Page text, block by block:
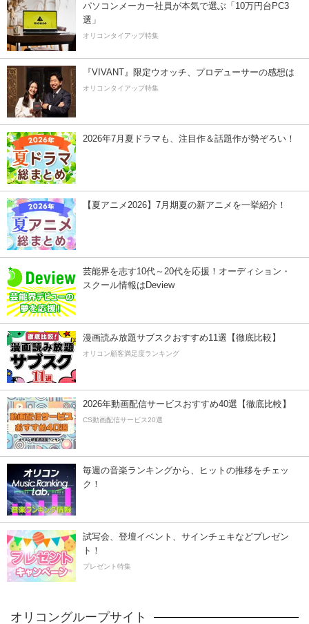
パソコンメーカー社員が本気で選ぶ「10万円台PC3
選」
オリコンタイアップ特集
『VIVANT』限定ウオッチ、プロデューサーの感想は
オリコンタイアップ特集
2026年7月夏ドラマも、注目作＆話題作が勢ぞろい！
【夏アニメ2026】7月期夏の新アニメを一挙紹介！
芸能界を志す10代～20代を応援！オーディション・
スクール情報はDeview
漫画読み放題サブスクおすすめ11選【徹底比較】
オリコン顧客満足度ランキング
2026年動画配信サービスおすすめ40選【徹底比較】
CS動画配信サービス20選
毎週の音楽ランキングから、ヒットの推移をチェッ
ク！
試写会、登壇イベント、サインチェキなどプレゼン
ト！
プレゼント特集
オリコングループサイト